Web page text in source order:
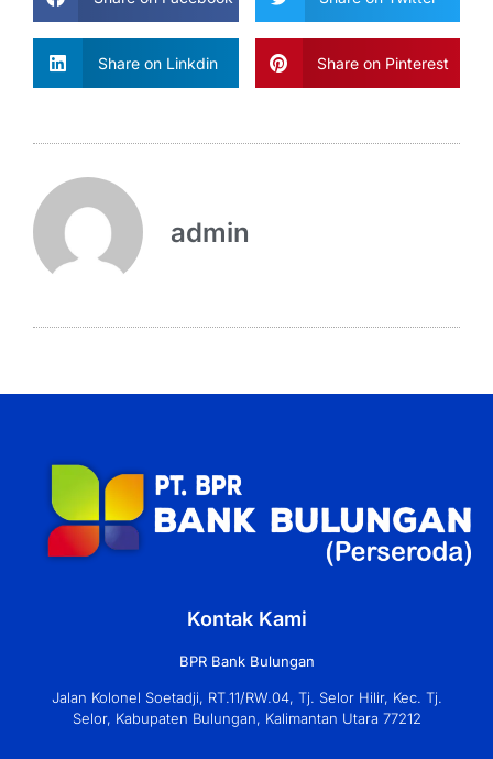
Share on Linkdin Share on Pinterest
admin
Kontak Kami
BPR Bank Bulungan
Jalan Kolonel Soetadji, RT.11/RW.04, Tj. Selor Hilir, Kec. Tj.
Selor, Kabupaten Bulungan, Kalimantan Utara 77212